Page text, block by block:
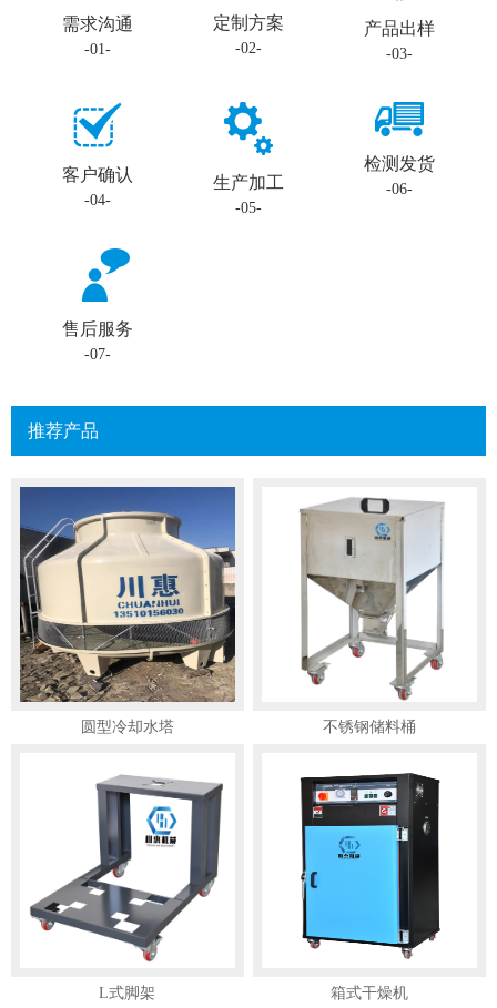
需求沟通
-01-
定制方案
-02-
产品出样
-03-
客户确认
-04-
生产加工
-05-
检测发货
-06-
售后服务
-07-
推荐产品
圆型冷却水塔 不锈钢储料桶
L式脚架 箱式干燥机